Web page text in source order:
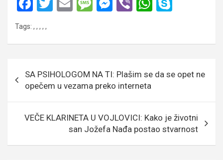
ce
o
o
k
g
e
g
er
A
p
p
Tags: , , , , ,
чланка
SA PSIHOLOGOM NA TI: Plašim se da se opet ne
opečem u vezama preko interneta
VEČE KLARINETA U VOJLOVICI: Kako je životni
san Jožefa Nađa postao stvarnost